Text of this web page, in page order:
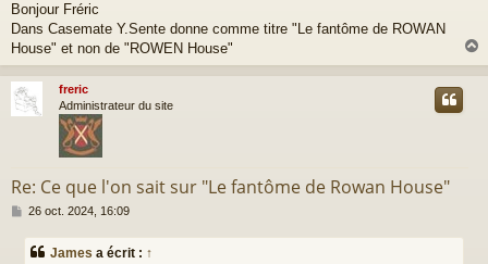
s
s
a
g
e
Bonjour Fréric
Dans Casemate Y.Sente donne comme titre "Le fantôme de ROWAN
House" et non de "ROWEN House"
a
freric
Administrateur du site
Re: Ce que l'on sait sur "Le fantôme de Rowan House"
M
s
26 oct. 2024, 16:09
James a écrit : ↑